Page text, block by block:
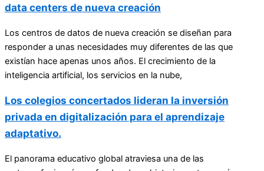
data centers de nueva creación
Los centros de datos de nueva creación se diseñan para
responder a unas necesidades muy diferentes de las que
existían hace apenas unos años. El crecimiento de la
inteligencia artificial, los servicios en la nube,
Los colegios concertados lideran la inversión
privada en digitalización para el aprendizaje
adaptativo.
El panorama educativo global atraviesa una de las